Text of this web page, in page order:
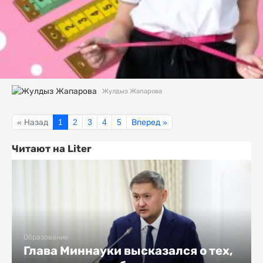
Жулдыз Жапарова
« Назад 1 2 3 4 5 Вперед »
Читают на Liter
Образование
Глава Миннауки высказался о тех,